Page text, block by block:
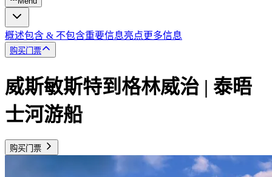
概述包含 & 不包含重要信息亮点更多信息
购买门票
威斯敏斯特到格林威治 | 泰晤
士河游船
购买门票